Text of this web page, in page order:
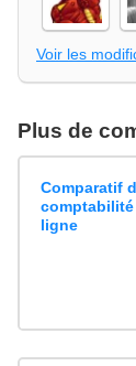
Voir les
Plus de
Comparatif
ligne